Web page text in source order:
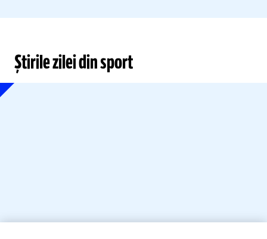
Știrile zilei din sport